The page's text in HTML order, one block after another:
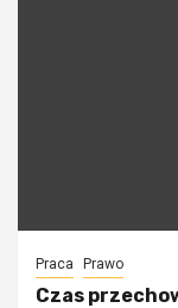
Praca Prawo
Czas